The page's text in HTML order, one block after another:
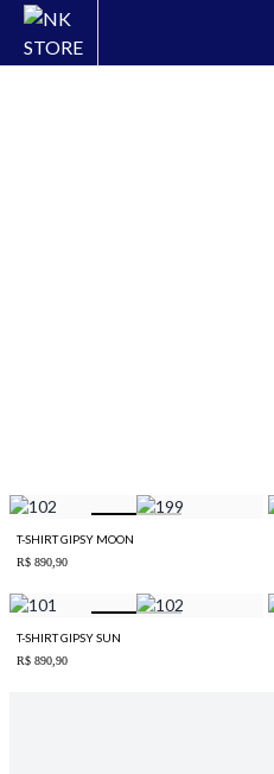
T-SHIRT GIPSY MOON
R$ 890,90
T-SHIRT GIPSY SUN
R$ 890,90